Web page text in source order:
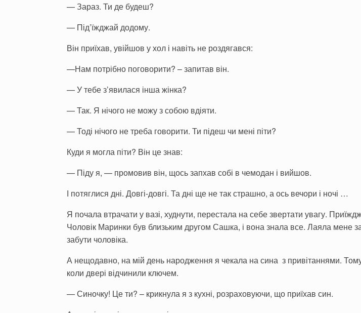
— Зараз. Ти де будеш?
— Під’їжджай додому.
Він приїхав, увійшов у хол і навіть не роздягався:
—Нам потрібно поговорити? – запитав він.
— У тебе з’явилася інша жінка?
— Так. Я нічого не можу з собою вдіяти.
— Тоді нічого не треба говорити. Ти підеш чи мені піти?
Куди я могла піти? Він це знав:
— Піду я, — промовив він, щось запхав собі в чемодан і вийшов.
І потяглися дні. Довгі-довгі. Та дні ще не так страшно, а ось вечори і ночі …
Я почала втрачати у вазі, худнути, перестала на себе звертати увагу.
Чоловік Маринки був близьким другом Сашка, і вона знала все. Лаяла мене
забути чоловіка.
А нещодавно, на мій день народження я чекала на сина з привітаннями.
коли двері відчинили ключем.
— Синочку! Це ти? – крикнула я з кухні, розраховуючи, що приїхав син.